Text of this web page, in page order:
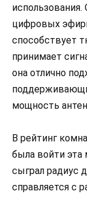
цифровых
способствует
принимает
она отлично
мощность
В рейтинг
была войти эта
сыграл радиус
справляется с